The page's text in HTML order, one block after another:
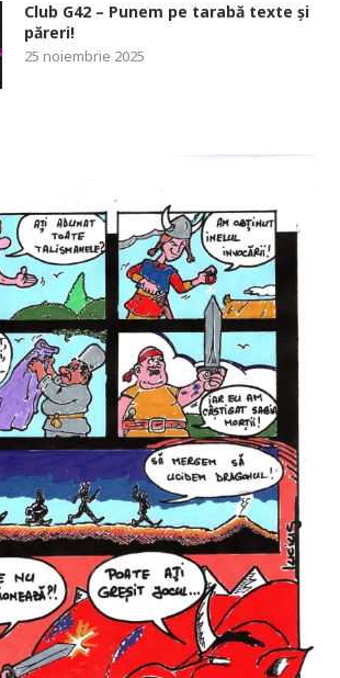
Club G42 – Punem pe tarabă texte și
păreri!
25 noiembrie 2025